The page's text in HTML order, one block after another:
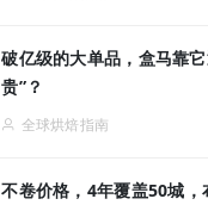
破亿级的大单品，盒马靠
贵”？
全球烘焙指南
不卷价格，4年覆盖50城，